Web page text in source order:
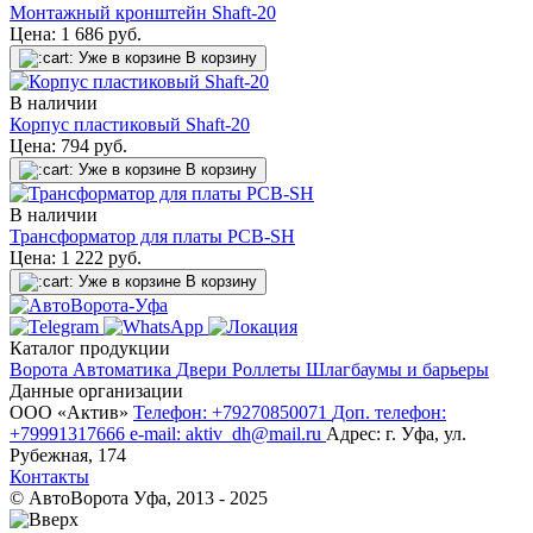
Монтажный кронштейн Shaft-20
Цена: 1 686 руб.
Уже в корзине В корзину
В наличии
Корпус пластиковый Shaft-20
Цена: 794 руб.
Уже в корзине В корзину
В наличии
Трансформатор для платы PCB-SH
Цена: 1 222 руб.
Уже в корзине В корзину
Каталог продукции
Ворота Автоматика Двери Роллеты Шлагбаумы и барьеры
Данные организации
ООО «‎Актив»‎ Телефон: +79270850071 Доп. телефон:
+79991317666 e-mail: aktiv_dh@mail.ru Адрес: г. Уфа, ул.
Рубежная, 174
Контакты
© АвтоВорота Уфа, 2013 - 2025